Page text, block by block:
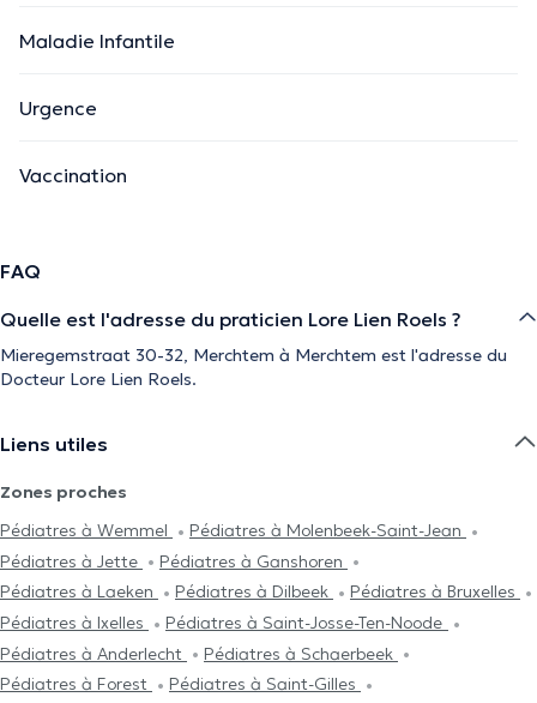
Maladie Infantile
Urgence
Vaccination
FAQ
Quelle est l'adresse du praticien Lore Lien Roels ?
Mieregemstraat 30-32, Merchtem à Merchtem est l'adresse du
Docteur Lore Lien Roels.
Liens utiles
Zones proches
Pédiatres à Wemmel
Pédiatres à Molenbeek-Saint-Jean
Pédiatres à Jette
Pédiatres à Ganshoren
Pédiatres à Laeken
Pédiatres à Dilbeek
Pédiatres à Bruxelles
Pédiatres à Ixelles
Pédiatres à Saint-Josse-Ten-Noode
Pédiatres à Anderlecht
Pédiatres à Schaerbeek
Pédiatres à Forest
Pédiatres à Saint-Gilles